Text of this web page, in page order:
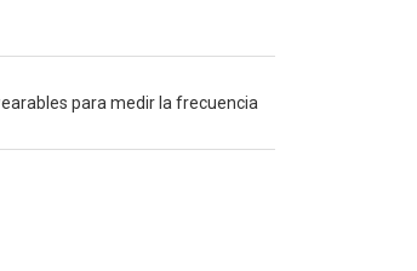
para medir la frecuencia